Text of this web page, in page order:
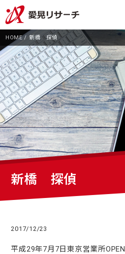
新橋 探偵
HOME 新橋 探偵
2017/12/23
平成29年7月7日東京営業所OPEN